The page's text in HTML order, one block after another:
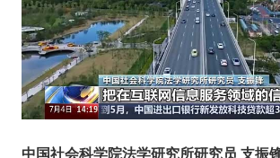
中国社会科学院法学研究所研究员 支振